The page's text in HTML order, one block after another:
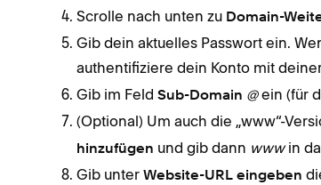
Scrolle nach unten zu Domain-
Gib dein aktuelles Passwort ein.
authentifiziere dein Konto mit
Gib im Feld Sub-Domain @ein (für
(Optional) Um auch die „www“-
hinzufügen und gib dann wwwin
Gib unter Website-URL eingeben